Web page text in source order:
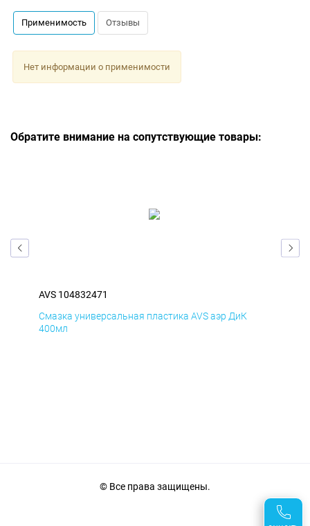
Применимость Отзывы
Нет информации о применимости
Обратите внимание на сопутствующие товары:
AVS 104832471
Смазка универсальная пластика AVS аэр ДиК
400мл
© Все права защищены.